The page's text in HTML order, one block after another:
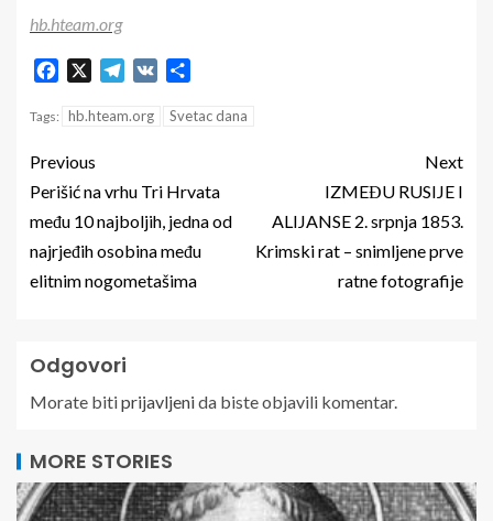
hb.hteam.org
Facebook Telegram
VK
Tags: hb.hteam.org Svetac dana
Previous
Perišić na vrhu Tri Hrvata
među 10 najboljih, jedna od
najrjeđih osobina među
elitnim nogometašima
Next
IZMEĐU RUSIJE I
ALIJANSE 2. srpnja 1853.
Krimski rat – snimljene prve
ratne fotografije
Odgovori
Morate bitiprijavljenida biste objavili komentar.
MORE STORIES